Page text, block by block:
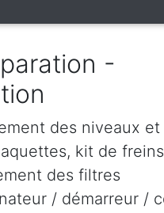
-
des niveaux et
kit de
des filtres
/ démarreur /